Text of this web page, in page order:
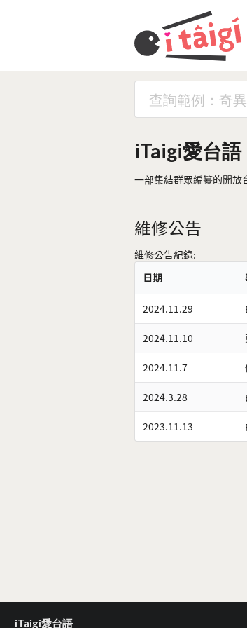
iTaigi愛台語
一部集結群眾編纂的開放
維修公告
維修公告紀錄:
日期
2024.11.29
2024.11.10
2024.11.7
2024.3.28
2023.11.13
iTaigi愛台語